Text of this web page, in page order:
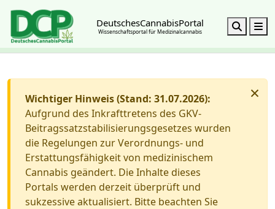
DeutschesCannabisPortal
Wissenschaftsportal für Medizinalcannabis Search
×
Wichtiger Hinweis (Stand: 31.07.2026):
Aufgrund des Inkrafttretens des GKV-
Beitragssatzstabilisierungsgesetzes wurden
die Regelungen zur Verordnungs- und
Erstattungsfähigkeit von medizinischem
Cannabis geändert. Die Inhalte dieses
Portals werden derzeit überprüft und
sukzessive aktualisiert. Bitte beachten Sie